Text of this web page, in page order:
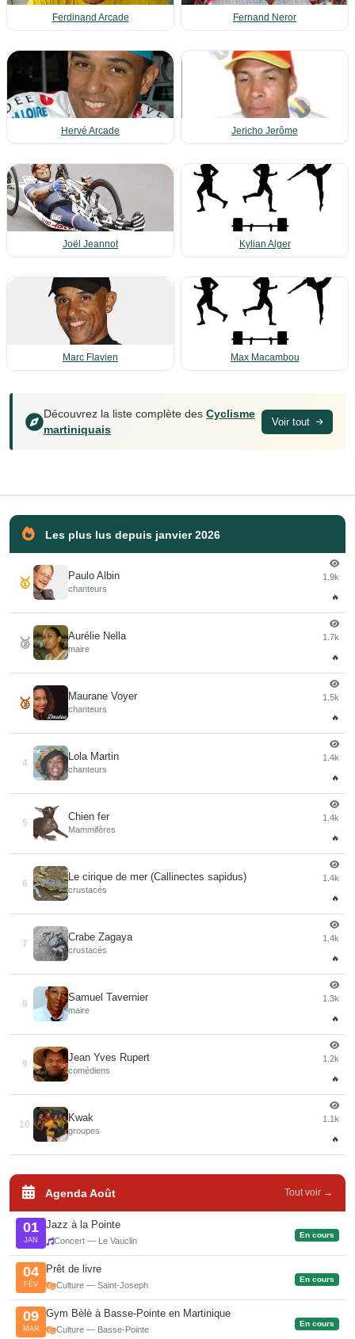
Ferdinand Arcade Fernand Neror
Hervé Arcade Jericho Jerôme
Joël Jeannot Kylian Alger
Marc Flavien Max Macambou
Découvrez la liste complète des Cyclisme
martiniquais
Voir tout
Les plus lus depuis janvier 2026
🥇 Paulo Albin
chanteurs
1.9k
🔥
🥈 Aurélie Nella
maire
1.7k
🔥
🥉 Maurane Voyer
chanteurs
1.5k
🔥
4
Lola Martin
chanteurs
1.4k
🔥
5
Chien fer
Mammifères
1.4k
🔥
6
Le cirique de mer (Callinectes sapidus)
crustacés
1.4k
🔥
7
Crabe Zagaya
crustacés
1.4k
🔥
8
Samuel Tavernier
maire
1.3k
🔥
9
Jean Yves Rupert
comédiens
1.2k
🔥
10
Kwak
groupes
1.1k
🔥
Agenda Août Tout voir →
01
JAN
Jazz à la Pointe
Concert — Le Vauclin
En cours
04
FÉV
Prêt de livre
Culture — Saint-Joseph
En cours
09
MAR
Gym Bèlè à Basse-Pointe en Martinique
Culture — Basse-Pointe
En cours